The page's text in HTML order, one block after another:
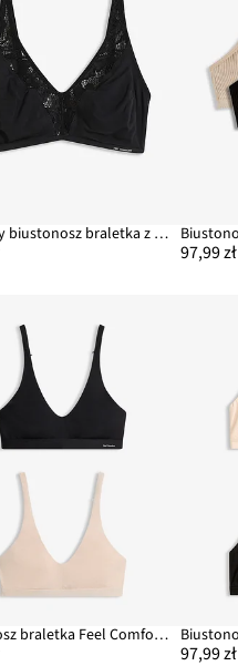
Wygodny biustonosz braletka z miękkiego modalu
97,99 zł
Biustonosz braletka Feel Comfort, z miękkiego modalu (2 szt.)
97,99 zł